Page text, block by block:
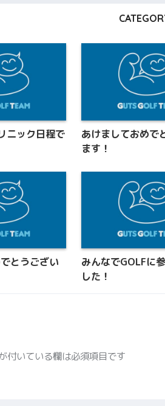
ニック日程で
あけましておめで
ます！
とうござい
みんなでGOLFに
した！
付いている欄は必須項目です